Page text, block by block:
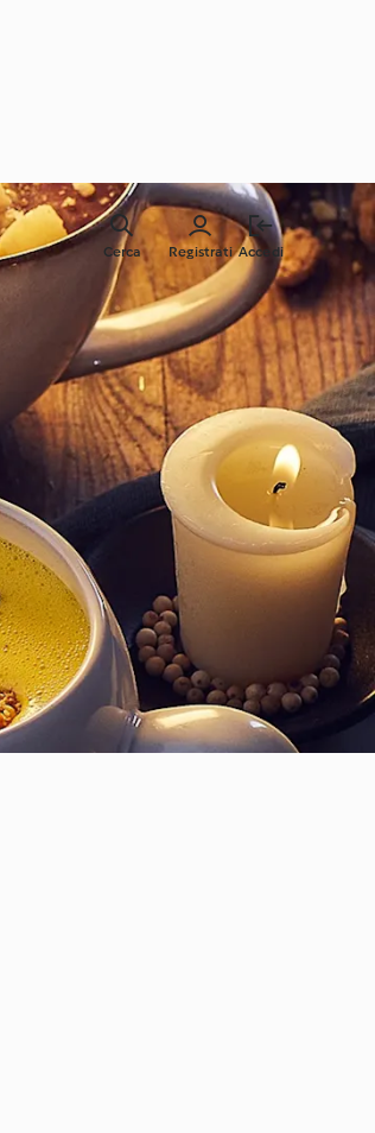
Registrati Accedi
Cerca